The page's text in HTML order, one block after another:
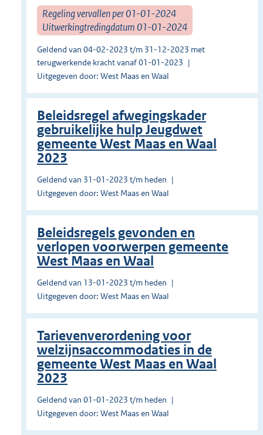
Regeling vervallen per 01-01-2024
Uitwerkingtredingdatum 01-01-2024
Geldend van 04-02-2023 t/m 31-12-2023 met
terugwerkende kracht vanaf 01-01-2023
Uitgegeven door: West Maas en Waal
Beleidsregel afwegingskader
gebruikelijke hulp Jeugdwet
gemeente West Maas en Waal
2023
Geldend van 31-01-2023 t/m heden
Uitgegeven door: West Maas en Waal
Beleidsregels gevonden en
verlopen voorwerpen gemeente
West Maas en Waal
Geldend van 13-01-2023 t/m heden
Uitgegeven door: West Maas en Waal
Tarievenverordening voor
welzijnsaccommodaties in de
gemeente West Maas en Waal
2023
Geldend van 01-01-2023 t/m heden
Uitgegeven door: West Maas en Waal